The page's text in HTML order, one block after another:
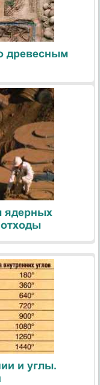
древесным
ядерных
и углы.